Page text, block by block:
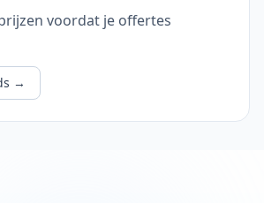
voordat je offertes
→